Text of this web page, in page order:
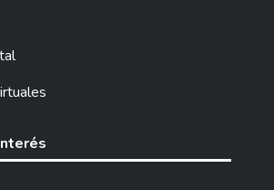
potenciales, por tal razón el
una aplicación web y móvil para
asimismo toda su gestión utilizando
de software libre. Para el